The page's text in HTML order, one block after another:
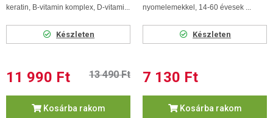
keratin, B-vitamin komplex, D-vitami...
Készleten
11 990 Ft 13 490 Ft
Kosárba rakom
nyomelemekkel, 14-60 évesek ...
Készleten
7 130 Ft
Kosárba rakom